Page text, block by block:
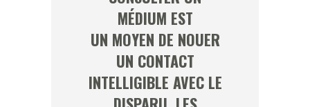
MÉDIUM EST
UN MOYEN DE NOUER
UN CONTACT
INTELLIGIBLE AVEC LE